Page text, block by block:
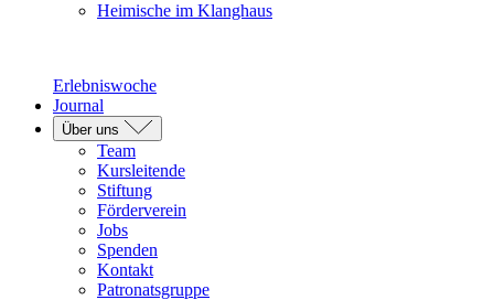
Heimische im Klanghaus
Erlebniswoche
Journal
Über uns
Team
Kursleitende
Stiftung
Förderverein
Jobs
Spenden
Kontakt
Patronatsgruppe